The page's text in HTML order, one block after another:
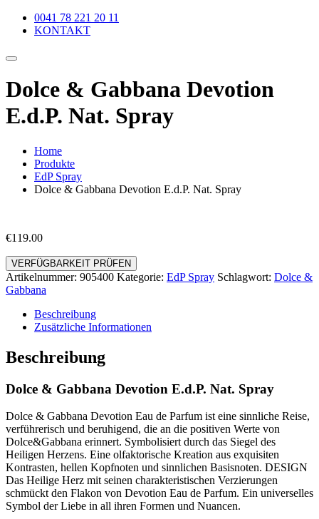
0041 78 221 20 11
KONTAKT
Dolce & Gabbana Devotion
E.d.P. Nat. Spray
Home
Produkte
EdP Spray
Dolce & Gabbana Devotion E.d.P. Nat. Spray
€119.00
VERFÜGBARKEIT PRÜFEN
Artikelnummer: 905400 Kategorie: EdP Spray Schlagwort: Dolce &
Gabbana
Beschreibung
Zusätzliche Informationen
Beschreibung
Dolce & Gabbana Devotion E.d.P. Nat. Spray
Dolce & Gabbana Devotion Eau de Parfum ist eine sinnliche Reise,
verführerisch und beruhigend, die an die positiven Werte von
Dolce&Gabbana erinnert. Symbolisiert durch das Siegel des
Heiligen Herzens. Eine olfaktorische Kreation aus exquisiten
Kontrasten, hellen Kopfnoten und sinnlichen Basisnoten. DESIGN
Das Heilige Herz mit seinen charakteristischen Verzierungen
schmückt den Flakon von Devotion Eau de Parfum. Ein universelles
Symbol der Liebe in all ihren Formen und Nuancen.